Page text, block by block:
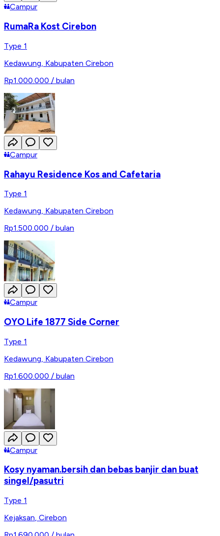
Campur
RumaRa Kost Cirebon
Type 1
Kedawung, Kabupaten Cirebon
Rp1.000.000 / bulan
Campur
Rahayu Residence Kos and Cafetaria
Type 1
Kedawung, Kabupaten Cirebon
Rp1.500.000 / bulan
Campur
OYO Life 1877 Side Corner
Type 1
Kedawung Kabupaten Cirebon
Rp1.600.000 / bulan
Campur
Kosy nyaman.bersih dan bebas banjir dan buat
singel/pasutri
Type 1
Kejaksan, Cirebon